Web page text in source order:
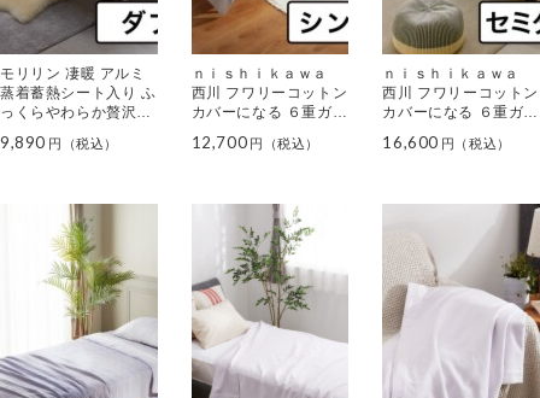
モリリン 凄暖 アルミ
蒸着蓄熱シート入り ふ
っくらやわらか贅沢毛
9,890
ｎｉｓｈｉｋａｗａ
西川 フワリーコットン
カバーになる ６重ガー
12,700
ｎｉｓｈｉｋａｗａ
西川 フワリーコットン
カバーになる ６重ガー
＞
16,600